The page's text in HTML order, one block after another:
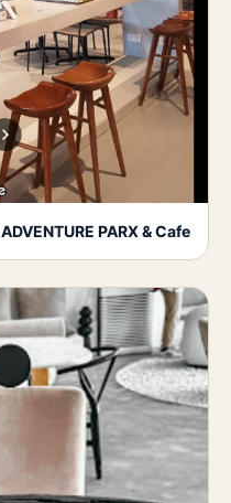
ADVENTURE PARX & Cafe دبي (الاسعار + المنيو + الموقع)